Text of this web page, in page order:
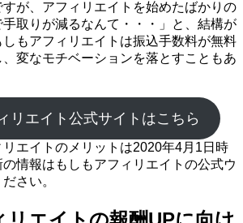
が、アフィリエイトを始めたばかりの
取りが減るなんて・・・」と、結構が
もアフィリエイトは振込手数料が無料
変なモチベーションを落とすこともあ
リエイト公式サイトはこちら
エイトのメリットは2020年4月1日時
情報はもしもアフィリエイトの公式ウ
さい。